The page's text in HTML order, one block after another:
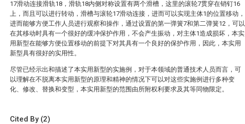
17滑动连接滑轨18，滑轨18内侧对称设置有两个滑槽，这里的滚轮7贯穿在销钉16
上，而且可以进行转动，滑槽与滚轮17滑动连接，进而可以实现主体1的位置移动，
进而能够方便工作人员进行观察和操作，通过设置的第一弹簧7和第二弹簧12，可以
在其移动时具有一个很好的缓冲保护作用，不会产生振动，对主体1造成损坏，本实
用新型在能够方便位置移动的前提下对其具有一个良好的保护作用，因此，本实用
新型具有很好的实用性。
尽管已经示出和描述了本实用新型的实施例，对于本领域的普通技术人员而言，可
以理解在不脱离本实用新型的原理和精神的情况下可以对这些实施例进行多种变
化、修改、替换和变型，本实用新型的范围由所附权利要求及其等同物限定。
Cited By (2)